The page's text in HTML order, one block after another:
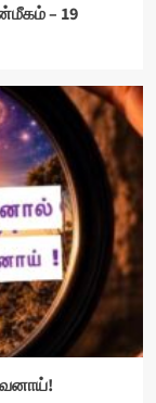
– 19